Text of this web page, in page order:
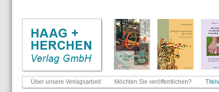
Über unsere Verlagsarbeit Möchten Sie veröffentlichen?